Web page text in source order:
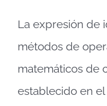
La expresión de
métodos de
matemáticos de
establecido en el